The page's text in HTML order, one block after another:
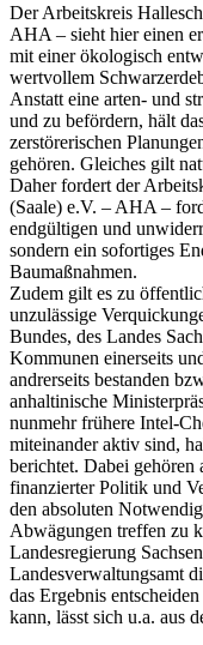
Der Arbeitskreis
AHA – sieht hier einen
mit einer ökologisch
wertvollem
Anstatt eine arten- und
und zu befördern, hält
zerstörerischen
gehören. Gleiches gilt
Daher fordert der
(Saale) e.V. – AHA –
endgültigen und
sondern ein sofortiges
Baumaßnahmen.
Zudem gilt es zu
unzulässige
Bundes, des Landes
Kommunen einerseits
andrerseits bestanden
anhaltinische
nunmehr frühere Intel-
miteinander aktiv sind,
berichtet. Dabei gehören
finanzierter Politik und
den absoluten
Abwägungen treffen zu
Landesregierung
Landesverwaltungsamt
das Ergebnis
kann, lässt sich u.a. aus